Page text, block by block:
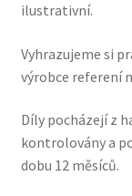
ilustrativní.
Vyhrazujeme si
výrobce referení
Díly pocházejí z
kontrolovány a
dobu 12 měsíců.